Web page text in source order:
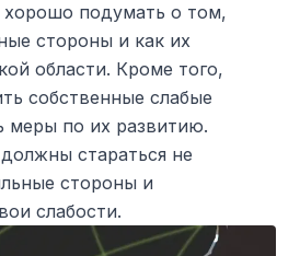
подумать о том,
стороны и как их
области. Кроме того,
собственные слабые
меры по их развитию.
стараться не
стороны и
слабости.